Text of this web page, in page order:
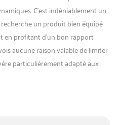
C’est indéniablement un
un produit bien équipé
profitant d’un bon rapport
aucune raison valable de limiter
particulièrement adapté aux